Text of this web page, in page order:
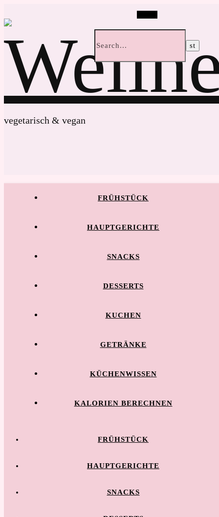
vegetarisch & vegan
FRÜHSTÜCK
HAUPTGERICHTE
SNACKS
DESSERTS
KUCHEN
GETRÄNKE
KÜCHENWISSEN
KALORIEN BERECHNEN
FRÜHSTÜCK
HAUPTGERICHTE
SNACKS